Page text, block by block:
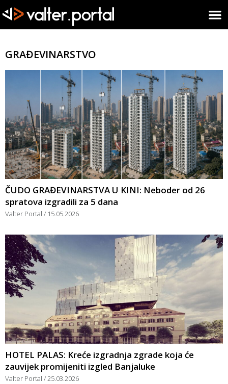
GRAĐEVINARSTVO
ČUDO GRAĐEVINARSTVA U KINI: Neboder od 26
spratova izgradili za 5 dana
Valter Portal 15.05.2026
HOTEL PALAS: Kreće izgradnja zgrade koja će
zauvijek promijeniti izgled Banjaluke
Valter Portal 25.03.2026